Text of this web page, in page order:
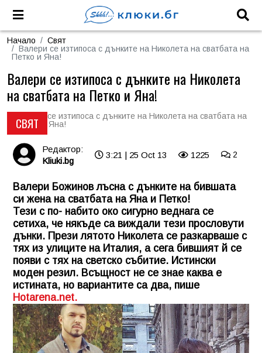
Начало
Свят
Валери се изтипоса с дънките на Николета на сватбата на
Петко и Яна!
СВЯТ
Валери се изтипоса с дънките на Николета
на сватбата на Петко и Яна!
Редактор:
Kliuki.bg
3:21 | 25 Oct 13 1225 2
Валери Божинов лъсна с дънките на бившата
си жена на сватбата на Яна и Петко!
Тези с по- набито око сигурно веднага се
сетиха, че някъде са виждали тези прословути
дънки. Прези лятото Николета се разкарваше с
тях из улиците на Италия, а сега бившият й се
появи с тях на светско събитие. Истински
моден резил. Всъщност не се знае каква е
истината, но вариантите са два, пише
Hotarena.net.